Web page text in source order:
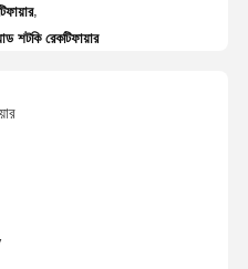
,
শটকি রেকটিফায়ার